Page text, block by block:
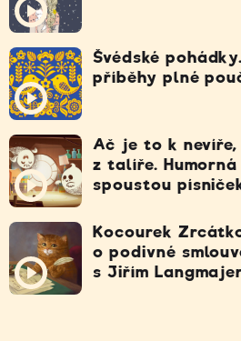
Švédské
příběhy plné
Ač je to k
z talíře.
spoustou
Kocourek
o podivné
s Jiřím